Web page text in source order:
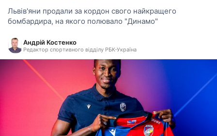
Львів'яни продали за кордон свого найкращего
бомбардира, на якого полювало "Динамо"
Андрій Костенко
Редактор спортивного відділу РБК-Україна